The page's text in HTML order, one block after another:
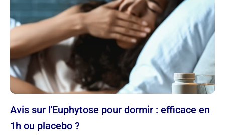
Avis sur l'Euphytose pour dormir : efficace en
1h ou placebo ?